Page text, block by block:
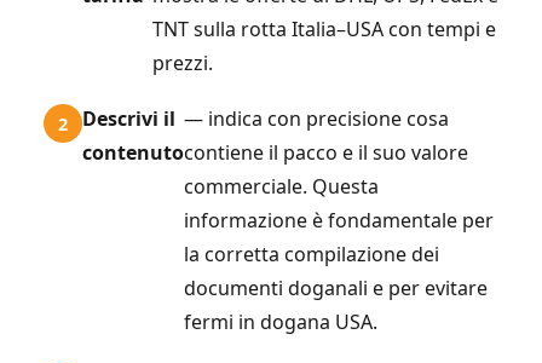
TNT sulla rotta Italia–USA con tempi e
prezzi.
Descrivi il
contenuto
— indica con precisione cosa
contiene il pacco e il suo valore
commerciale. Questa
informazione è fondamentale per
la corretta compilazione dei
documenti doganali e per evitare
fermi in dogana USA.